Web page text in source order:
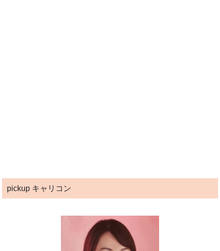
pickup キャリコン